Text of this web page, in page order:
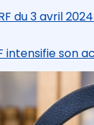
du 3 avril
intensifie son